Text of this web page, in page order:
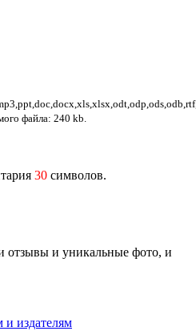
файла: 240 kb.
30 символов.
отзывы и уникальные фото, и
и издателям